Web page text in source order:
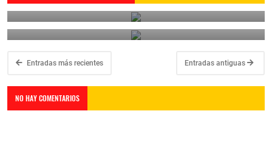
April 14, 2025
Diseño Disney Navidad 2024
December 7, 2024
Entradas más recientes Entradas antiguas
NO HAY COMENTARIOS